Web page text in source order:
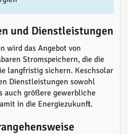
und Dienstleistungen
wird das Angebot von
Stromspeichern, die die
langfristig sichern. Keschsolar
Dienstleistungen sowohl
auch größere gewerbliche
in die Energiezukunft.